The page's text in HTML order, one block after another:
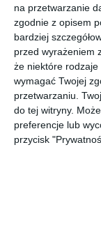
na przetwarzanie
zgodnie z opisem
bardziej
przed wyrażeniem
że niektóre
wymagać Twojej
przetwarzaniu.
do tej witryny.
preferencje lub
przycisk